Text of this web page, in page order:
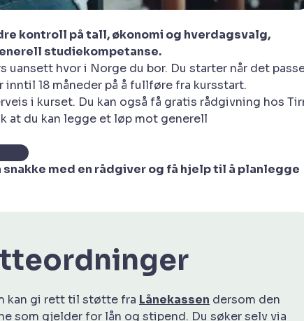
kontroll på tall, økonomi og hverdagsvalg,
studiekompetanse.
uansett hvor i Norge du bor. Du starter når det
18 måneder på å fullføre fra kursstart.
i kurset. Du kan også få gratis rådgivning hos
at du kan legge et løp mot generell
deg
med en rådgiver og få hjelp til å planlegge
kan gi rett til støtte fra Lånekassen dersom den
som gjelder for lån og stipend. Du søker selv via